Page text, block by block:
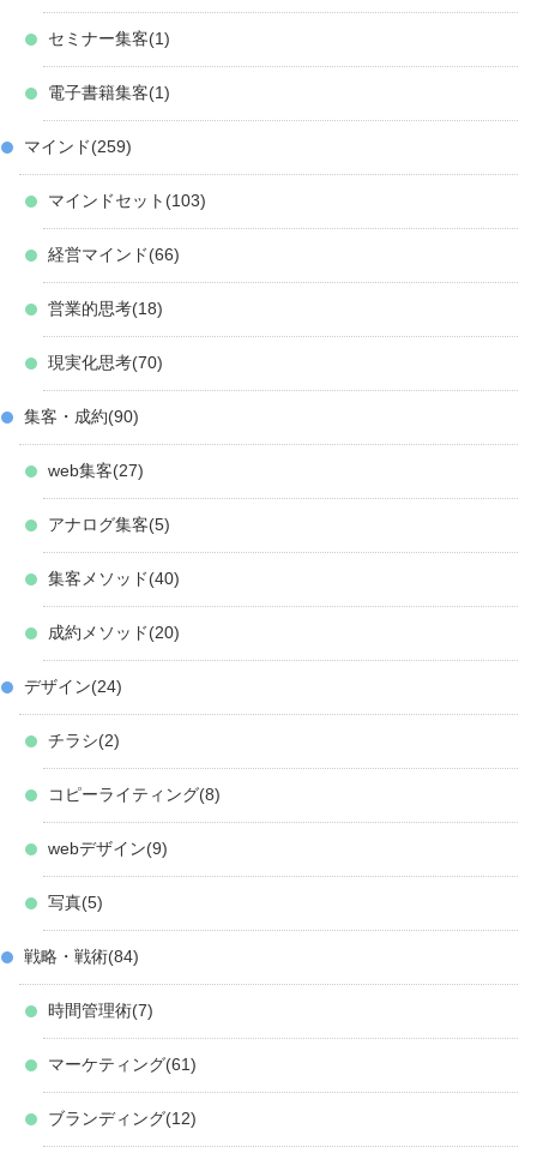
セミナー集客 1
電子書籍集客 1
マインド 259
マインドセット 103
経営マインド 66
営業的思考 18
現実化思考 70
集客・成約 90
web集客 27
アナログ集客 5
集客メソッド 40
成約メソッド 20
デザイン 24
チラシ 2
コピーライティング 8
webデザイン 9
写真 5
戦略・戦術 84
時間管理術 7
マーケティング 61
ブランディング 12